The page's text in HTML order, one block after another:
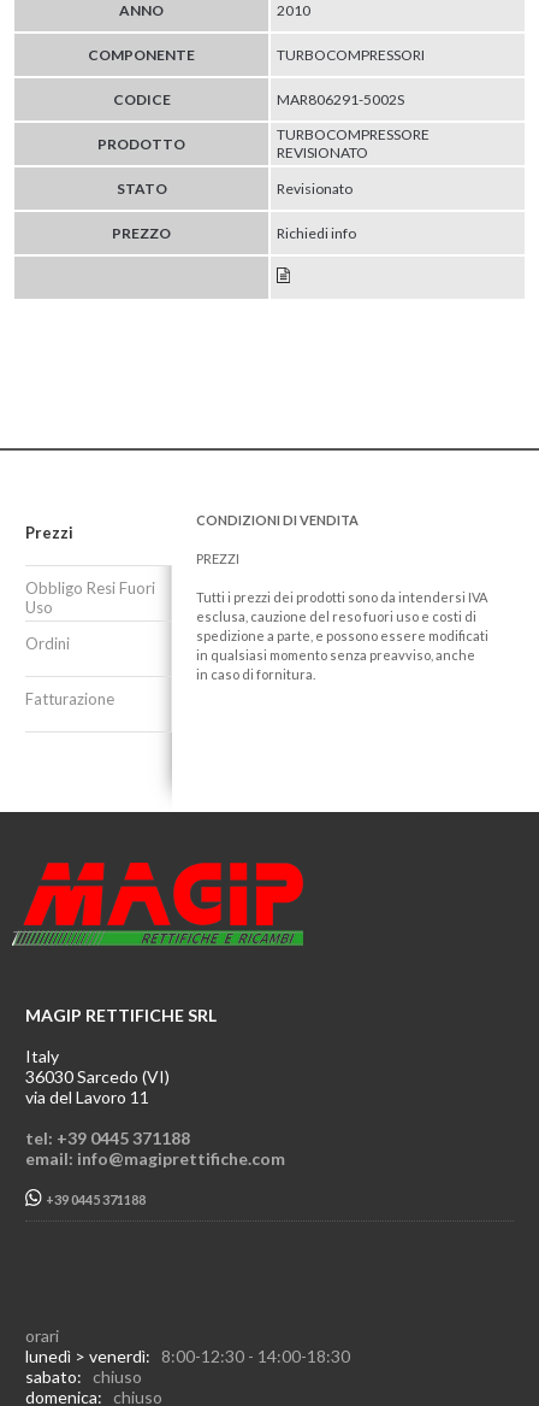
ANNO 2010
COMPONENTE TURBOCOMPRESSORI
CODICE MAR806291-5002S
PRODOTTO
TURBOCOMPRESSORE
REVISIONATO
STATO
Revisionato
PREZZO Richiedi info
Prezzi
Obbligo Resi Fuori
Uso
Ordini
Fatturazione
CONDIZIONI DI VENDITA
PREZZI
Tutti i prezzi dei prodotti sono da intendersi IVA
esclusa, cauzione del reso fuori uso e costi di
spedizione a parte, e possono essere modificati
in qualsiasi momento senza preavviso, anche
in caso di fornitura.
MAGIP RETTIFICHE SRL
Italy
36030 Sarcedo (VI)
via del Lavoro 11
tel: +39 0445 371188
email: info@magiprettifiche.com
+39 0445 371188
orari
lunedì > venerdì: 8:00-12:30 - 14:00-18:30
sabato: chiuso
domenica: chiuso